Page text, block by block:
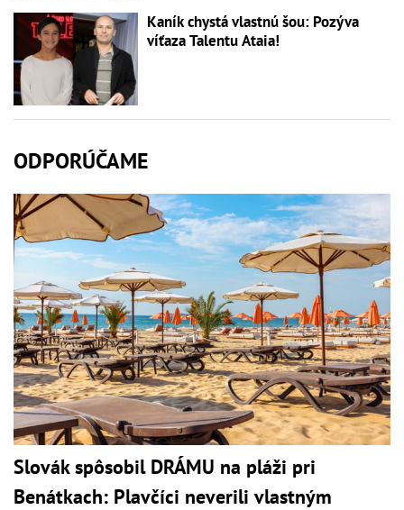
Kaník chystá vlastnú šou: Pozýva
víťaza Talentu Ataia!
ODPORÚČAME
Slovák spôsobil DRÁMU na pláži pri
Benátkach: Plavčíci neverili vlastným